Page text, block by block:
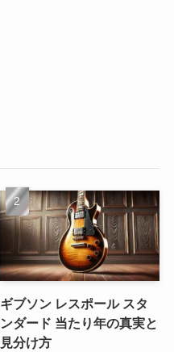
ギブソン レスポール スタ
ンダード 当たり年の真実と
見分け方